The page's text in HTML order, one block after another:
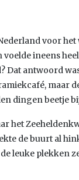
voor
ineens
Dat antwoord
maar
dingen beetje
het
de buurt al
leuke plekken